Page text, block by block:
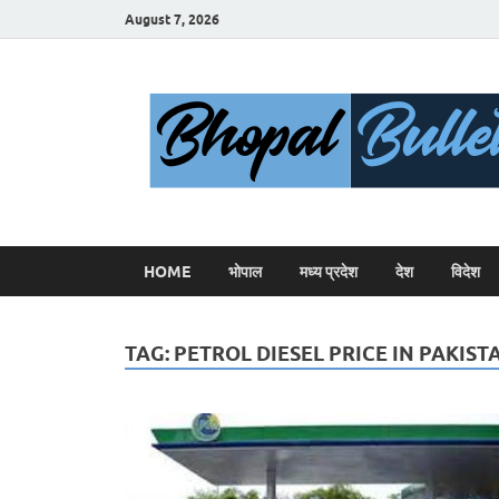
August 7, 2026
HOME भोपाल मध्य प्रदेश देश विदेश
TAG: PETROL DIESEL PRICE IN